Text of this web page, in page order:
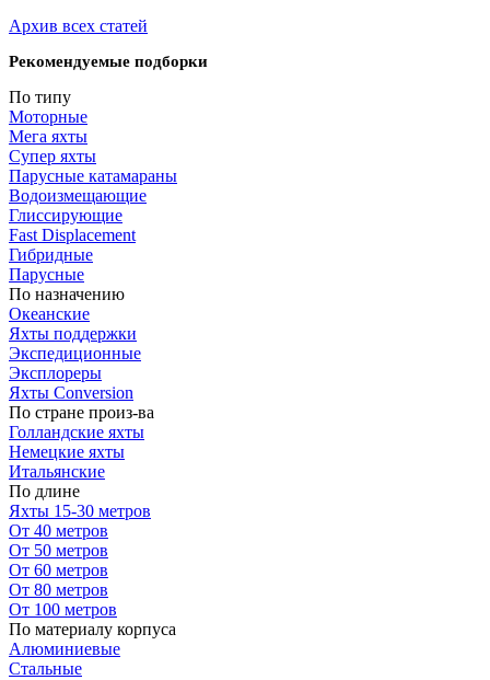
Архив всех статей
Рекомендуемые подборки
По типу
Моторные
Мега яхты
Супер яхты
Парусные катамараны
Водоизмещающие
Глиссирующие
Fast Displacement
Гибридные
Парусные
По назначению
Океанские
Яхты поддержки
Экспедиционные
Эксплореры
Яхты Conversion
По стране произ-ва
Голландские яхты
Немецкие яхты
Итальянские
По длине
Яхты 15-30 метров
От 40 метров
От 50 метров
От 60 метров
От 80 метров
От 100 метров
По материалу корпуса
Алюминиевые
Стальные